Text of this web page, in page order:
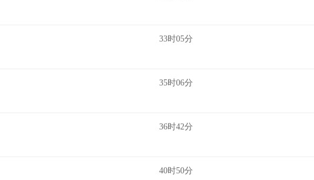
33时05分
35时06分
36时42分
40时50分